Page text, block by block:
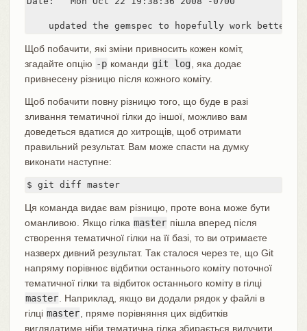
    updated the gemspec to hopefully work better
Щоб побачити, які зміни привносить кожен коміт,
згадайте опцію -p команди git log , яка додає
привнесену різницю після кожного коміту.
Щоб побачити повну різницю того, що буде в разі
зливання тематичної гілки до іншої, можливо вам
доведеться вдатися до хитрощів, щоб отримати
правильний результат. Вам може спасти на думку
виконати наступне:
$ git diff master
Ця команда видає вам різницю, проте вона може бути
оманливою. Якщо гілка master пішла вперед після
створення тематичної гілки на її базі, то ви отримаєте
назверх дивний результат. Так сталося через те, що Git
напряму порівнює відбитки останнього коміту поточної
тематичної гілки та відбиток останнього коміту в гілці
master . Наприклад, якщо ви додали рядок у файлі в
гілці master , пряме порівняння цих відбитків
виглядатиме ніби тематична гілка збирається вилучити